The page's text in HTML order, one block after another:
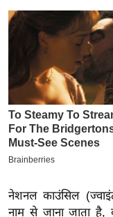
इ
प
र
मि
नेशनल काउंसिल
नाम से जाना जाता है,